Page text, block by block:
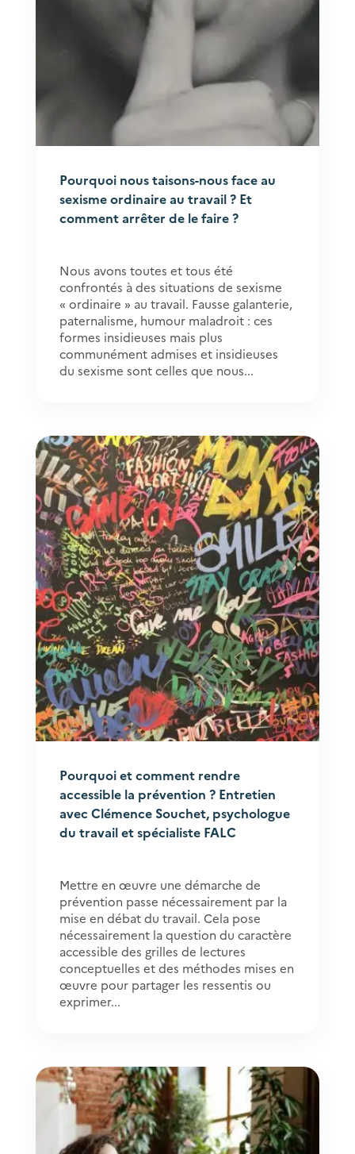
Pourquoi nous taisons-nous face au
sexisme ordinaire au travail ? Et
comment arrêter de le faire ?
Nous avons toutes et tous été
confrontés à des situations de sexisme
« ordinaire » au travail. Fausse galanterie,
paternalisme, humour maladroit : ces
formes insidieuses mais plus
communément admises et insidieuses
du sexisme sont celles que nous...
Pourquoi et comment rendre
accessible la prévention ? Entretien
avec Clémence Souchet, psychologue
du travail et spécialiste FALC
Mettre en œuvre une démarche de
prévention passe nécessairement par la
mise en débat du travail. Cela pose
nécessairement la question du caractère
accessible des grilles de lectures
conceptuelles et des méthodes mises en
œuvre pour partager les ressentis ou
exprimer...